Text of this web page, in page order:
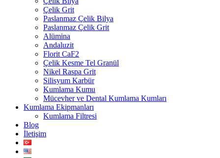
Çelik Grit
Paslanmaz Çelik Bilya
Paslanmaz Çelik Grit
Alümina
Andaluzit
Florit CaF2
Çelik Kesme Tel Granül
Nikel Raspa Grit
Silisyum Karbür
Kumlama Kumu
Mücevher ve Dental Kumlama Kumları
Kumlama Ekipmanları
Kumlama Filtresi
Blog
İletişim